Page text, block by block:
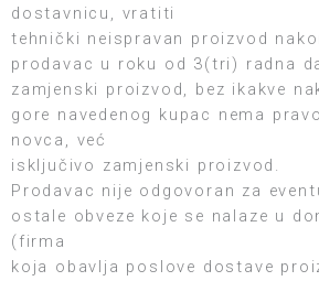
dostavnicu, vratiti
tehnički neispravan proizvod
prodavac u roku od 3(tri) radna
zamjenski proizvod, bez ikakve
gore navedenog kupac nema
novca, već
isključivo zamjenski proizvod.
Prodavac nije odgovoran za
ostale obveze koje se nalaze u
(firma
koja obavlja poslove dostave